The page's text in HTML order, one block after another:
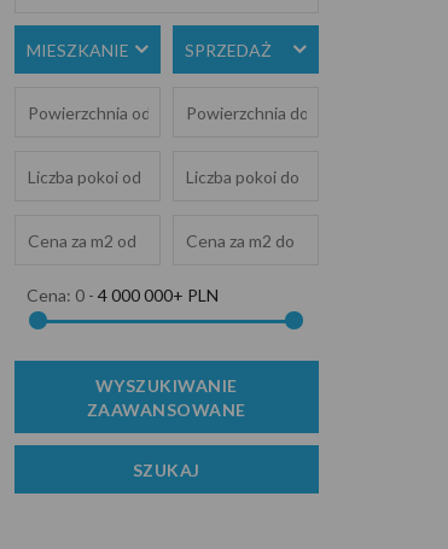
Zdjęcie 2
MIESZKANIE SPRZEDAŻ
Cena: 0- 4 000 000+ PLN